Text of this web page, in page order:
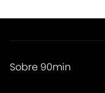
Sobre 90min